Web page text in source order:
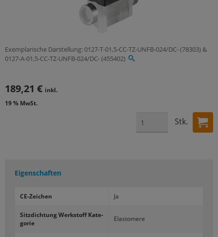
Exemplarische Darstellung: 0127-T-01,5-CC-TZ-UNFB-024/DC- (78303) &
0127-A-01,5-CC-TZ-UNFB-024/DC- (455402)
189,21 € inkl.
19 % MwSt.
Stk.
Eigenschaften
CE-​Zeichen Ja
Sitz­dich­tung Werk­stoff Ka­te­
go­rie
Elas­to­me­re